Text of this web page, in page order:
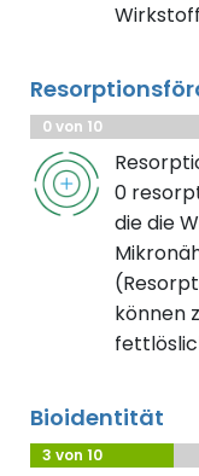
0 von 10
0
die die
können
Bioidentität
3 von 10